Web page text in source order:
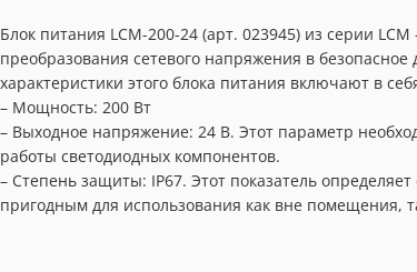
Блок питания LCM-200-24 (арт. 023945) из серии
преобразования сетевого напряжения в
характеристики этого блока питания включают в
– Мощность: 200 Вт
– Выходное напряжение: 24 В. Этот параметр
работы светодиодных компонентов.
– Степень защиты: IP67. Этот показатель
пригодным для использования как вне помещения,